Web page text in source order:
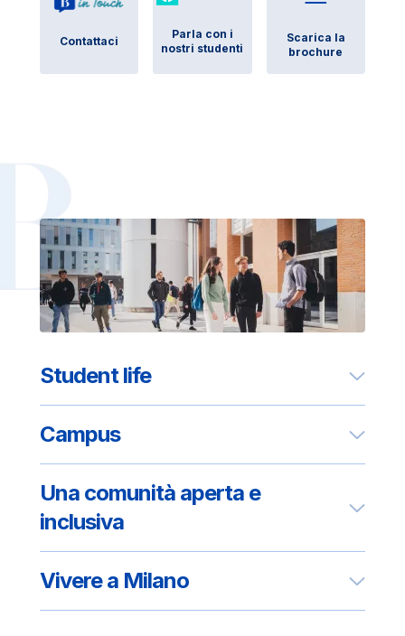
Contattaci
Parla con i
nostri studenti
Scarica la
brochure
Student life
Campus
Una comunità aperta e
inclusiva
Vivere a Milano